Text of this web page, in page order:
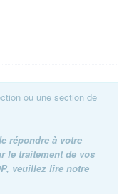
ou une section de
répondre à votre
le traitement de vos
veuillez lire notre